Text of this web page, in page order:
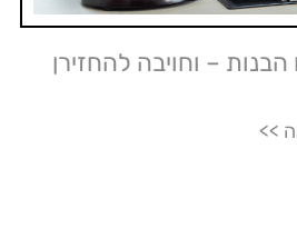
– וחויבה להחזירן
>>